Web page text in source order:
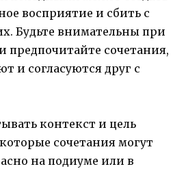
восприятие и сбить с
Будьте внимательны при
предпочитайте сочетания,
и согласуются друг с
контекст и цель
сочетания могут
на подиуме или в